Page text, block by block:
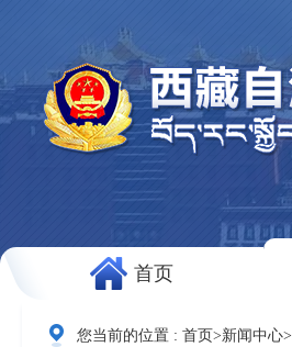
首页
您当前的位置 : 首页>新闻中心>